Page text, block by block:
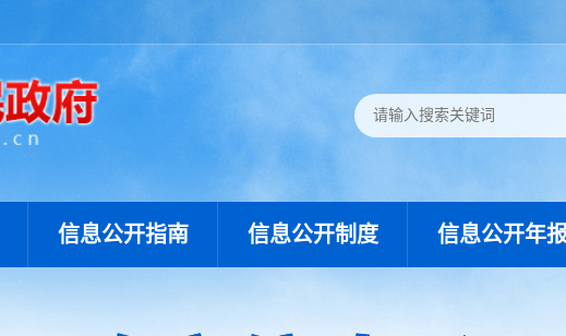
信息公开指南 信息公开制度 信息公开年